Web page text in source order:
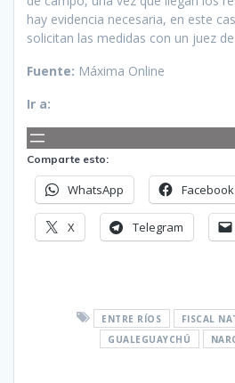
hay evidencia necesaria, en este
solicitan las medidas con un juez
Fuente: Máxima Online
Ir a:
Comparte esto:
WhatsApp Facebook
X Telegram
ENTRE RÍOS
FISCAL
GUALEGUAYCHÚ